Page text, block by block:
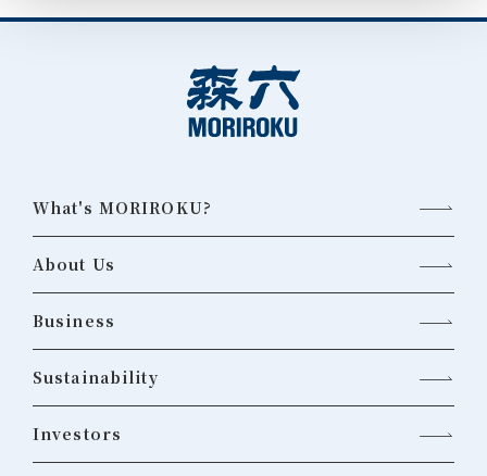
What's MORIROKU?
About Us
Business
Sustainability
Investors